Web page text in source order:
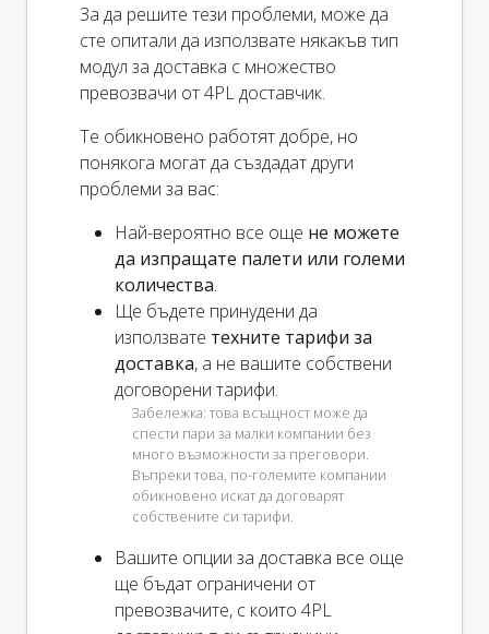
За да решите тези проблеми, може да
сте опитали да използвате някакъв тип
модул за доставка с множество
превозвачи от 4PL доставчик.
Те обикновено работят добре, но
понякога могат да създадат други
проблеми за вас:
Най-вероятно все още не можете
да изпращате палети или големи
количества.
Ще бъдете принудени да
използвате техните тарифи за
доставка, а не вашите собствени
договорени тарифи.
Забележка: това всъщност може да
спести пари за малки компании без
много възможности за преговори.
Въпреки това, по-големите компании
обикновено искат да договарят
собствените си тарифи.
Вашите опции за доставка все още
ще бъдат ограничени от
превозвачите, с които 4PL